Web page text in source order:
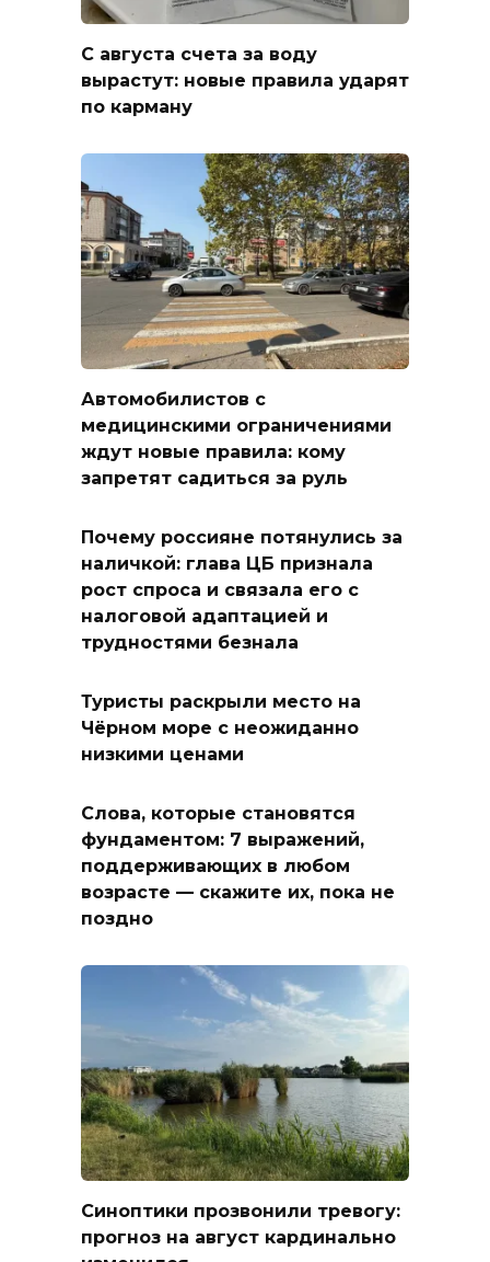
С августа счета за воду
вырастут: новые правила ударят
по карману
Автомобилистов с
медицинскими ограничениями
ждут новые правила: кому
запретят садиться за руль
Почему россияне потянулись за
наличкой: глава ЦБ признала
рост спроса и связала его с
налоговой адаптацией и
трудностями безнала
Туристы раскрыли место на
Чёрном море с неожиданно
низкими ценами
Слова, которые становятся
фундаментом: 7 выражений,
поддерживающих в любом
возрасте — скажите их, пока не
поздно
Синоптики прозвонили тревогу:
прогноз на август кардинально